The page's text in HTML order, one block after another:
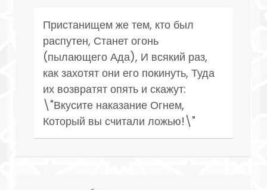
Пристанищем же тем, кто был
распутен, Станет огонь
(пылающего Ада), И всякий раз,
как захотят они его покинуть, Туда
их возвратят опять и скажут:
\"Вкусите наказание Огнем,
Который вы считали ложью!\"